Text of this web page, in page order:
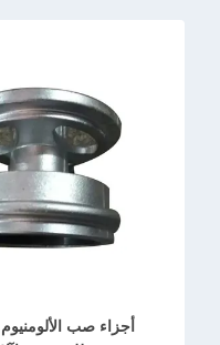
أجزاء صب الألومنيوم